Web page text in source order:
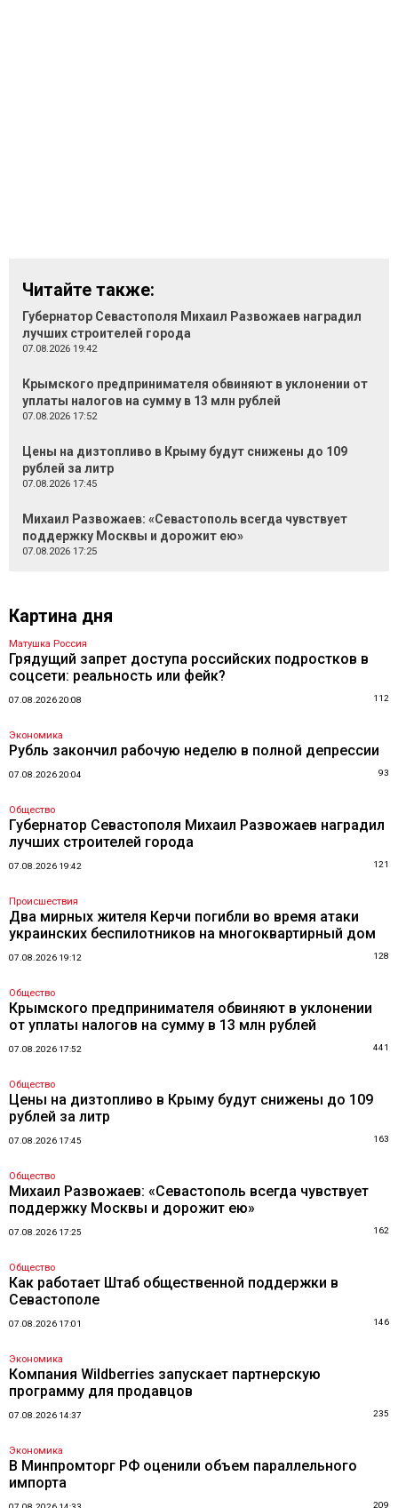
Читайте также:
Губернатор Севастополя Михаил Развожаев наградил
лучших строителей города
07.08.2026 19:42
Крымского предпринимателя обвиняют в уклонении от
уплаты налогов на сумму в 13 млн рублей
07.08.2026 17:52
Цены на дизтопливо в Крыму будут снижены до 109
рублей за литр
07.08.2026 17:45
Михаил Развожаев: «Севастополь всегда чувствует
поддержку Москвы и дорожит ею»
07.08.2026 17:25
Картина дня
Матушка Россия
Грядущий запрет доступа российских подростков в
соцсети: реальность или фейк?
07.08.2026 20:08 112
Экономика
Рубль закончил рабочую неделю в полной депрессии
07.08.2026 20:04 93
Общество
Губернатор Севастополя Михаил Развожаев наградил
лучших строителей города
07.08.2026 19:42 121
Происшествия
Два мирных жителя Керчи погибли во время атаки
украинских беспилотников на многоквартирный дом
07.08.2026 19:12 128
Общество
Крымского предпринимателя обвиняют в уклонении
от уплаты налогов на сумму в 13 млн рублей
07.08.2026 17:52 441
Общество
Цены на дизтопливо в Крыму будут снижены до 109
рублей за литр
07.08.2026 17:45 163
Общество
Михаил Развожаев: «Севастополь всегда чувствует
поддержку Москвы и дорожит ею»
07.08.2026 17:25 162
Общество
Как работает Штаб общественной поддержки в
Севастополе
07.08.2026 17:01 146
Экономика
Компания Wildberries запускает партнерскую
программу для продавцов
07.08.2026 14:37 235
Экономика
В Минпромторг РФ оценили объем параллельного
импорта
209